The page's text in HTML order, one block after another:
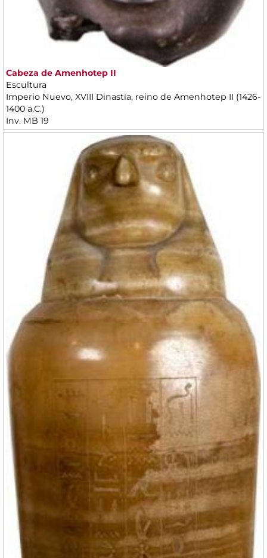
Cabeza de Amenhotep II
Escultura
Imperio Nuevo, XVIII Dinastía, reino de Amenhotep II (1426-
1400 a.C.)
Inv. MB 19